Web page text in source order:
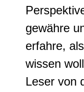
gewähre
erfahre,
wissen
Leser von